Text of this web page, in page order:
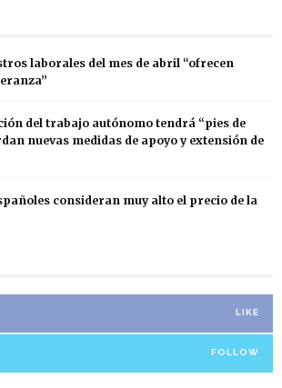
laborales del mes de abril “ofrecen
del trabajo autónomo tendrá “pies de
nuevas medidas de apoyo y extensión de
consideran muy alto el precio de la
LIKE
FOLLOW